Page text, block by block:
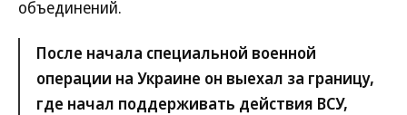
объединений.
После начала специальной военной
операции на Украине он выехал за границу,
где начал поддерживать действия ВСУ,